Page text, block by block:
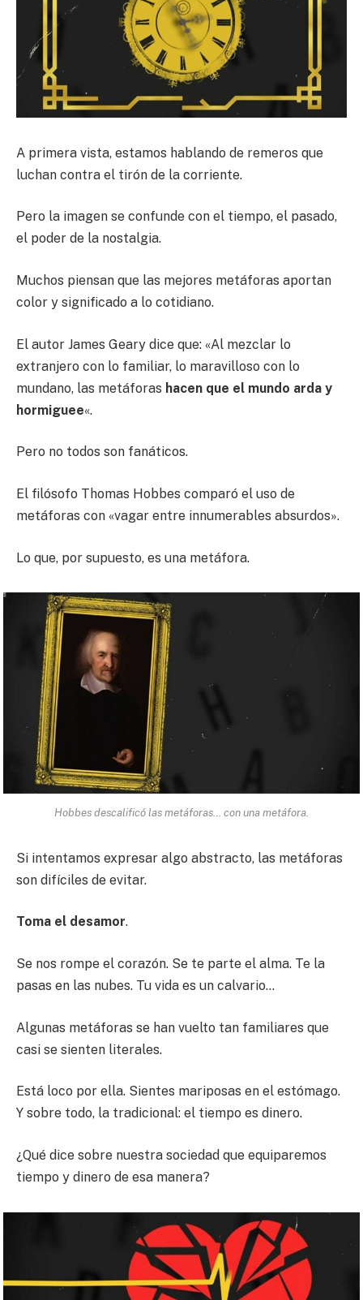
A primera vista, estamos hablando de remeros que
luchan contra el tirón de la corriente.
Pero la imagen se confunde con el tiempo, el pasado,
el poder de la nostalgia.
Muchos piensan que las mejores metáforas aportan
color y significado a lo cotidiano.
El autor James Geary dice que: «Al mezclar lo
extranjero con lo familiar, lo maravilloso con lo
mundano, las metáforas hacen que el mundo arda y
hormiguee«.
Pero no todos son fanáticos.
El filósofo Thomas Hobbes comparó el uso de
metáforas con «vagar entre innumerables absurdos».
Lo que, por supuesto, es una metáfora.
Hobbes descalificó las metáforas… con una metáfora.
Si intentamos expresar algo abstracto, las metáforas
son difíciles de evitar.
Toma el desamor.
Se nos rompe el corazón. Se te parte el alma. Te la
pasas en las nubes. Tu vida es un calvario…
Algunas metáforas se han vuelto tan familiares que
casi se sienten literales.
Está loco por ella. Sientes mariposas en el estómago.
Y sobre todo, la tradicional: el tiempo es dinero.
¿Qué dice sobre nuestra sociedad que equiparemos
tiempo y dinero de esa manera?